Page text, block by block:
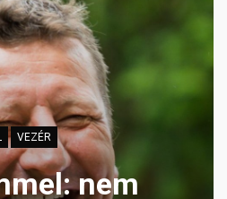
VEZÉR
nem